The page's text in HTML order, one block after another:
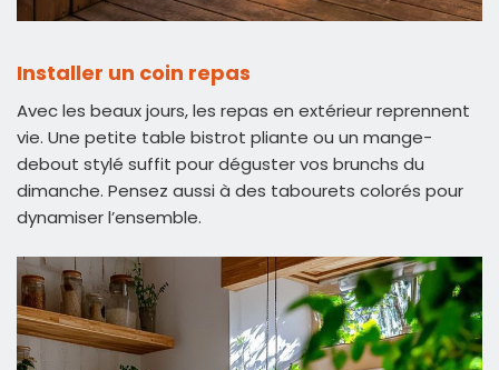
Installer un coin repas
Avec les beaux jours, les repas en extérieur reprennent
vie. Une petite table bistrot pliante ou un mange-
debout stylé suffit pour déguster vos brunchs du
dimanche. Pensez aussi à des tabourets colorés pour
dynamiser l’ensemble.